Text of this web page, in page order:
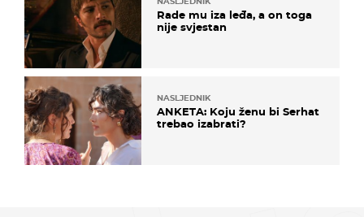
Rade mu iza leđa, a on toga
nije svjestan
NASLJEDNIK
ANKETA: Koju ženu bi Serhat
trebao izabrati?